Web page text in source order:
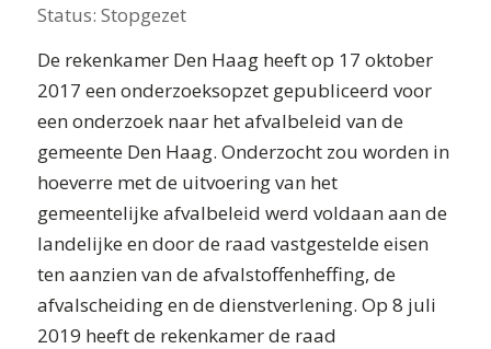
Status: Stopgezet
De rekenkamer Den Haag heeft op 17 oktober
2017 een onderzoeksopzet gepubliceerd voor
een onderzoek naar het afvalbeleid van de
gemeente Den Haag. Onderzocht zou worden in
hoeverre met de uitvoering van het
gemeentelijke afvalbeleid werd voldaan aan de
landelijke en door de raad vastgestelde eisen
ten aanzien van de afvalstoffenheffing, de
afvalscheiding en de dienstverlening. Op 8 juli
2019 heeft de rekenkamer de raad